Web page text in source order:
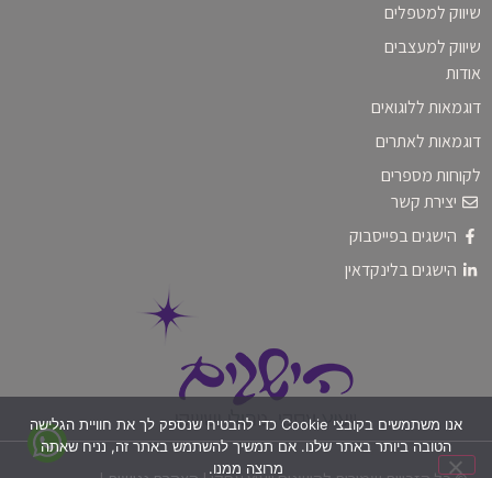
שיווק למטפלים
שיווק למעצבים
אודות
דוגמאות ללוגואים
דוגמאות לאתרים
לקוחות מספרים
יצירת קשר
הישגים בפייסבוק
הישגים בלינקדאין
אנו משתמשים בקובצי Cookie כדי להבטיח שנספק לך את חוויית הגלישה
הטובה ביותר באתר שלנו. אם תמשיך להשתמש באתר זה, נניח שאתה
מרוצה ממנו.